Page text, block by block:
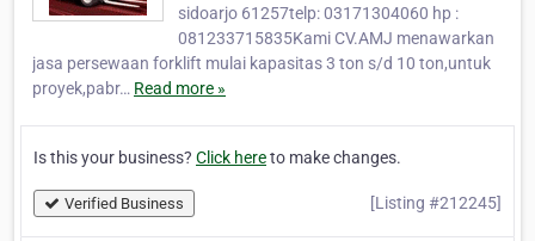
sidoarjo 61257telp: 03171304060 hp :
081233715835Kami CV.AMJ menawarkan
jasa persewaan forklift mulai kapasitas 3 ton s/d 10 ton,untuk
proyek,pabr… Read more »
Is this your business? Click hereto make changes.
Verified Business [Listing #212245]